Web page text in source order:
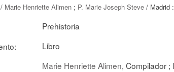
/ Marie Henriette Alimen ; P. Marie Joseph Steve / Madrid
Prehistoria
Libro
Marie Henriette Alimen, Compilador ;